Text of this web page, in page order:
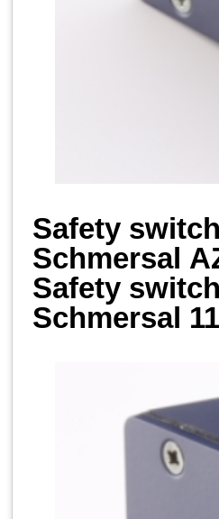
Safety
Schmersal
Safety
Schmersal